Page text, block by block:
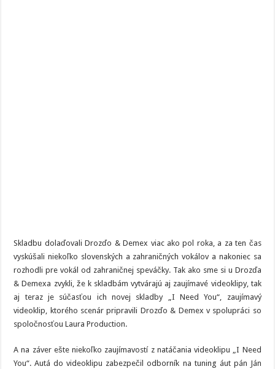
Skladbu dolaďovali Drozďo & Demex viac ako pol roka, a za ten čas
vyskúšali niekoľko slovenských a zahraničných vokálov a nakoniec sa
rozhodli pre vokál od zahraničnej speváčky. Tak ako sme si u Drozďa
& Demexa zvykli, že k skladbám vytvárajú aj zaujímavé videoklipy, tak
aj teraz je súčasťou ich novej skladby „I Need You“, zaujímavý
videoklip, ktorého scenár pripravili Drozďo & Demex v spolupráci so
spoločnosťou Laura Production.
A na záver ešte niekoľko zaujímavostí z natáčania videoklipu „I Need
You“. Autá do videoklipu zabezpečil odborník na tuning áut pán Ján